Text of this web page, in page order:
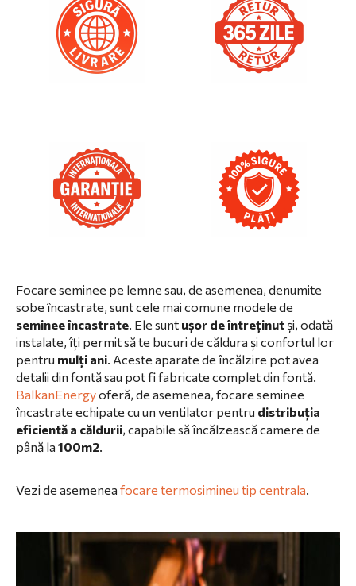
Focare seminee pe lemne sau, de asemenea, denumite
sobe încastrate, sunt cele mai comune modele de
seminee încastrate . Ele sunt ușor de întreținut și, odată
instalate, îți permit să te bucuri de căldura și confortul lor
pentru mulți ani . Aceste aparate de încălzire pot avea
detalii din fontă sau pot fi fabricate complet din fontă.
BalkanEnergyoferă, de asemenea, focare seminee
încastrate echipate cu un ventilator pentru distribuția
eficientă a căldurii, capabile să încălzească camere de
până la 100m2
Vezi de asemenea focare termosimineu tip centrala